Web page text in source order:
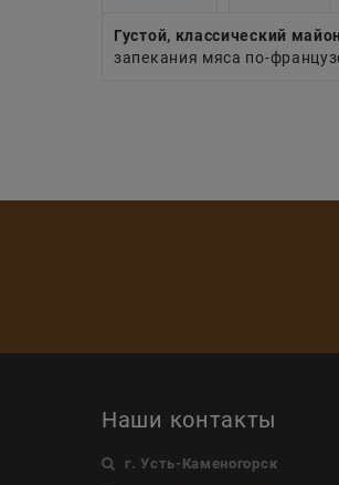
Густой, классический
запекания мяса по-
Наши контакты
г. Усть-Каменогорск